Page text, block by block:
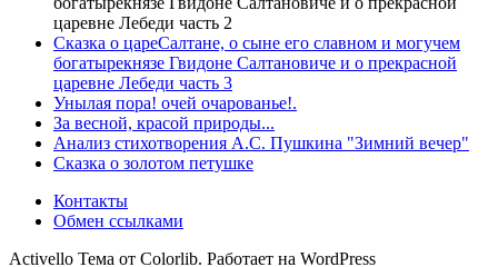
царевне Лебеди часть 2
Сказка о цареСалтане, о сыне его славном и могучем
богатырекнязе Гвидоне Салтановиче и о прекрасной
царевне Лебеди часть 3
Унылая пора! очей очарованье!.
За весной, красой природы...
Анализ стихотворения А.С. Пушкина "Зимний вечер"
Сказка о золотом петушке
Контакты
Обмен ссылками
Activello Тема от Colorlib. Работает на WordPress